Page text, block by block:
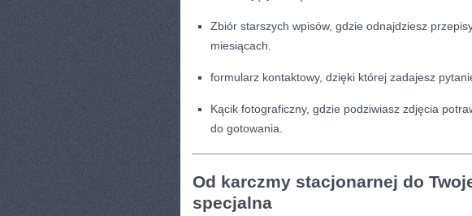
Zbiór starszych wpisów, gdzie odnajdziesz
miesiącach.
formularz kontaktowy, dzięki której zadajesz
Kącik fotograficzny, gdzie podziwiasz zdjęcia
do gotowania.
Od karczmy stacjonarnej do
specjalna